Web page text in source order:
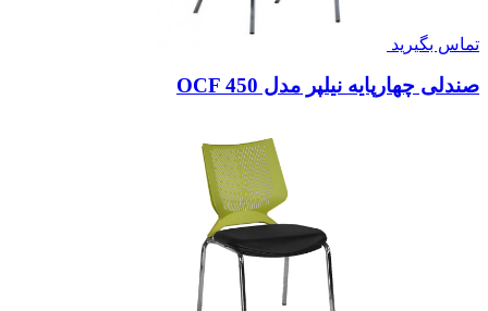
تماس بگیرید
صندلی چهارپایه نیلپر مدل OCF 450